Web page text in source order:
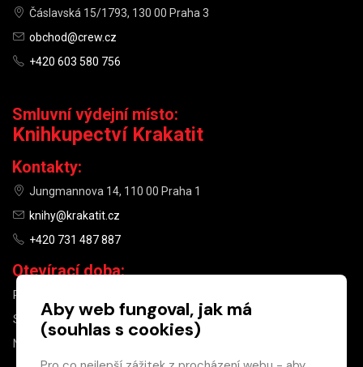
Čáslavská 15/1793, 130 00 Praha 3
obchod@crew.cz
+420 603 580 756
Smluvní výdejní místo:
Knihkupectví Krakatit
Kontakty:
Jungmannova 14, 110 00 Praha 1
knihy@krakatit.cz
+420 731 487 887
Otevírací doba:
PO–PÁ
SO
10:00–13:00
NE
Aby web fungoval, jak má
(souhlas s cookies)